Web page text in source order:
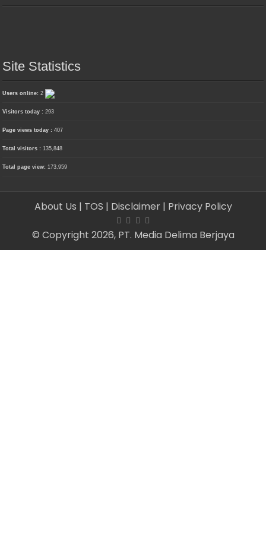
Site Statistics
Users online:2
Visitors today :293
Page views today :407
Total visitors :135,848
Total page view:173,959
About Us | TOS | Disclaimer | Privacy Policy
© Copyright 2026, PT. Media Delima Berjaya